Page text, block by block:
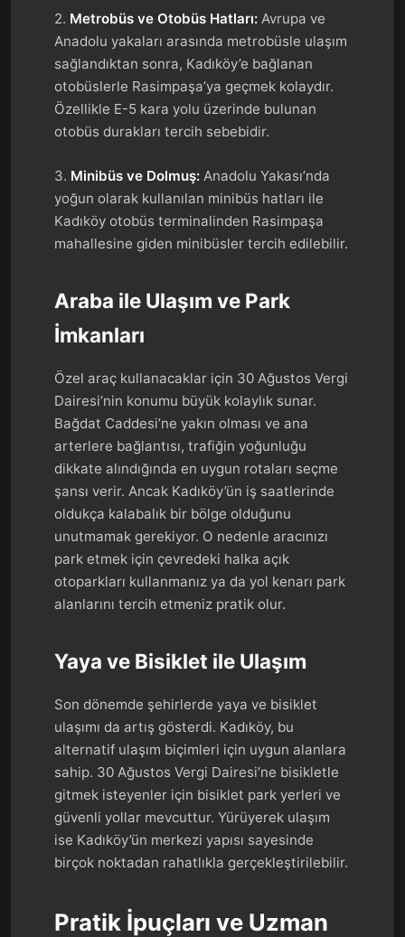
2. Metrobüs ve Otobüs Hatları: Avrupa ve
Anadolu yakaları arasında metrobüsle ulaşım
sağlandıktan sonra, Kadıköy’e bağlanan
otobüslerle Rasimpaşa’ya geçmek kolaydır.
Özellikle E-5 kara yolu üzerinde bulunan
otobüs durakları tercih sebebidir.
3. Minibüs ve Dolmuş: Anadolu Yakası’nda
yoğun olarak kullanılan minibüs hatları ile
Kadıköy otobüs terminalinden Rasimpaşa
mahallesine giden minibüsler tercih edilebilir.
Araba ile Ulaşım ve Park
İmkanları
Özel araç kullanacaklar için 30 Ağustos Vergi
Dairesi’nin konumu büyük kolaylık sunar.
Bağdat Caddesi’ne yakın olması ve ana
arterlere bağlantısı, trafiğin yoğunluğu
dikkate alındığında en uygun rotaları seçme
şansı verir. Ancak Kadıköy’ün iş saatlerinde
oldukça kalabalık bir bölge olduğunu
unutmamak gerekiyor. O nedenle aracınızı
park etmek için çevredeki halka açık
otoparkları kullanmanız ya da yol kenarı park
alanlarını tercih etmeniz pratik olur.
Yaya ve Bisiklet ile Ulaşım
Son dönemde şehirlerde yaya ve bisiklet
ulaşımı da artış gösterdi. Kadıköy, bu
alternatif ulaşım biçimleri için uygun alanlara
sahip. 30 Ağustos Vergi Dairesi’ne bisikletle
gitmek isteyenler için bisiklet park yerleri ve
güvenli yollar mevcuttur. Yürüyerek ulaşım
ise Kadıköy’ün merkezi yapısı sayesinde
birçok noktadan rahatlıkla gerçekleştirilebilir.
Pratik İpuçları ve Uzman